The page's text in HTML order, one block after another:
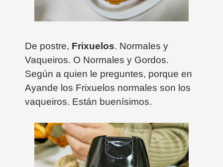
De postre, Frixuelos. Normales y
Vaqueiros. O Normales y Gordos.
Según a quien le preguntes, porque en
Ayande los Frixuelos normales son los
vaqueiros. Están buenísimos.